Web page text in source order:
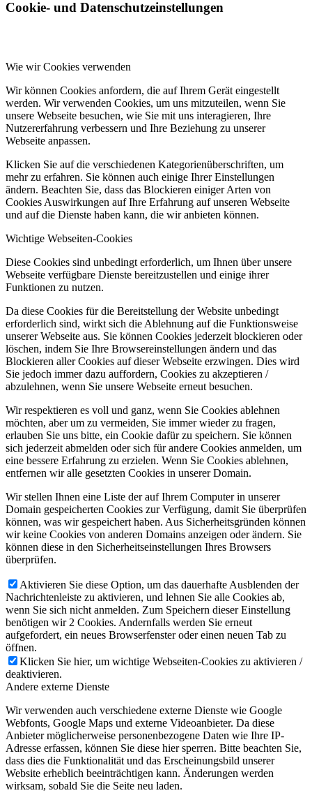
Cookie- und Datenschutzeinstellungen
Wie wir Cookies verwenden
Wir können Cookies anfordern, die auf Ihrem Gerät eingestellt
werden. Wir verwenden Cookies, um uns mitzuteilen, wenn Sie
unsere Webseite besuchen, wie Sie mit uns interagieren, Ihre
Nutzererfahrung verbessern und Ihre Beziehung zu unserer
Webseite anpassen.
Klicken Sie auf die verschiedenen Kategorienüberschriften, um
mehr zu erfahren. Sie können auch einige Ihrer Einstellungen
ändern. Beachten Sie, dass das Blockieren einiger Arten von
Cookies Auswirkungen auf Ihre Erfahrung auf unseren Webseite
und auf die Dienste haben kann, die wir anbieten können.
Wichtige Webseiten-Cookies
Diese Cookies sind unbedingt erforderlich, um Ihnen über unsere
Webseite verfügbare Dienste bereitzustellen und einige ihrer
Funktionen zu nutzen.
Da diese Cookies für die Bereitstellung der Website unbedingt
erforderlich sind, wirkt sich die Ablehnung auf die Funktionsweise
unserer Webseite aus. Sie können Cookies jederzeit blockieren oder
löschen, indem Sie Ihre Browsereinstellungen ändern und das
Blockieren aller Cookies auf dieser Webseite erzwingen. Dies wird
Sie jedoch immer dazu auffordern, Cookies zu akzeptieren /
abzulehnen, wenn Sie unsere Webseite erneut besuchen.
Wir respektieren es voll und ganz, wenn Sie Cookies ablehnen
möchten, aber um zu vermeiden, Sie immer wieder zu fragen,
erlauben Sie uns bitte, ein Cookie dafür zu speichern. Sie können
sich jederzeit abmelden oder sich für andere Cookies anmelden, um
eine bessere Erfahrung zu erzielen. Wenn Sie Cookies ablehnen,
entfernen wir alle gesetzten Cookies in unserer Domain.
Wir stellen Ihnen eine Liste der auf Ihrem Computer in unserer
Domain gespeicherten Cookies zur Verfügung, damit Sie überprüfen
können, was wir gespeichert haben. Aus Sicherheitsgründen können
wir keine Cookies von anderen Domains anzeigen oder ändern. Sie
können diese in den Sicherheitseinstellungen Ihres Browsers
überprüfen.
Aktivieren Sie diese Option, um das dauerhafte Ausblenden der
Nachrichtenleiste zu aktivieren, und lehnen Sie alle Cookies ab,
wenn Sie sich nicht anmelden. Zum Speichern dieser Einstellung
benötigen wir 2 Cookies. Andernfalls werden Sie erneut
aufgefordert, ein neues Browserfenster oder einen neuen Tab zu
öffnen.
Klicken Sie hier, um wichtige Webseiten-Cookies zu aktivieren /
deaktivieren.
Andere externe Dienste
Wir verwenden auch verschiedene externe Dienste wie Google
Webfonts, Google Maps und externe Videoanbieter. Da diese
Anbieter möglicherweise personenbezogene Daten wie Ihre IP-
Adresse erfassen, können Sie diese hier sperren. Bitte beachten Sie,
dass dies die Funktionalität und das Erscheinungsbild unserer
Website erheblich beeinträchtigen kann. Änderungen werden
wirksam, sobald Sie die Seite neu laden.